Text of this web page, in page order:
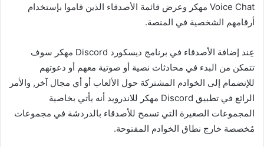
Voice Chat مهكر وعرض قائمة الأصدقاء الذين قاموا بإستخدام
أرقامهم الشخصية في المنصة.
عِند إضافة الأصدقاء في برنامج ديسكورد Discord مهكر سوف
تتمكن من البدء في محادثات نصية أو صوتية معهم أو دعوتهم
للإنضمام إلى الخوادم المشتركة حول الألعاب أو أي مجال آخر, والأمر
الرائع في تطبيق Discord مهكر للاندرويد أنه يأتي بخاصية
المجموعات الصغيرة التي تسمح للأصدقاء بالدردشة في مجموعات
مُخصصة خارج نطاق الخوادم المفتوحة.